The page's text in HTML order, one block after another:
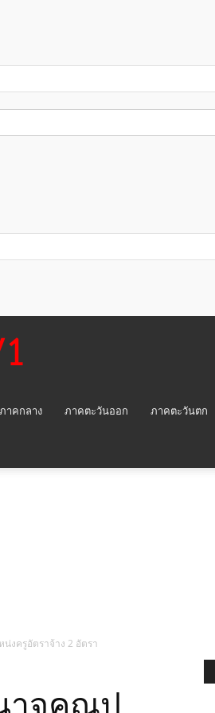
ภาคกลาง ภาคตะวันออก ภาคตะวันตก
งครูอัตราจ้าง 2 อัตรา
าจคณูป